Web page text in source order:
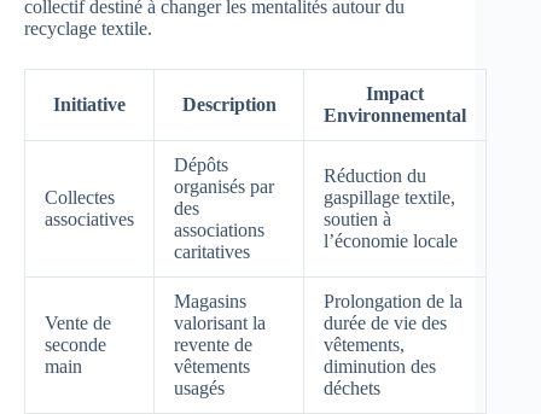
collectif destiné à changer les mentalités autour du
recyclage textile.
Initiative Description
Impact
Environnemental
Collectes
associatives
Dépôts
organisés par
des
associations
caritatives
Réduction du
gaspillage textile,
soutien à
l’économie locale
Vente de
seconde
main
Magasins
valorisant la
revente de
vêtements
usagés
Prolongation de la
durée de vie des
vêtements,
diminution des
déchets